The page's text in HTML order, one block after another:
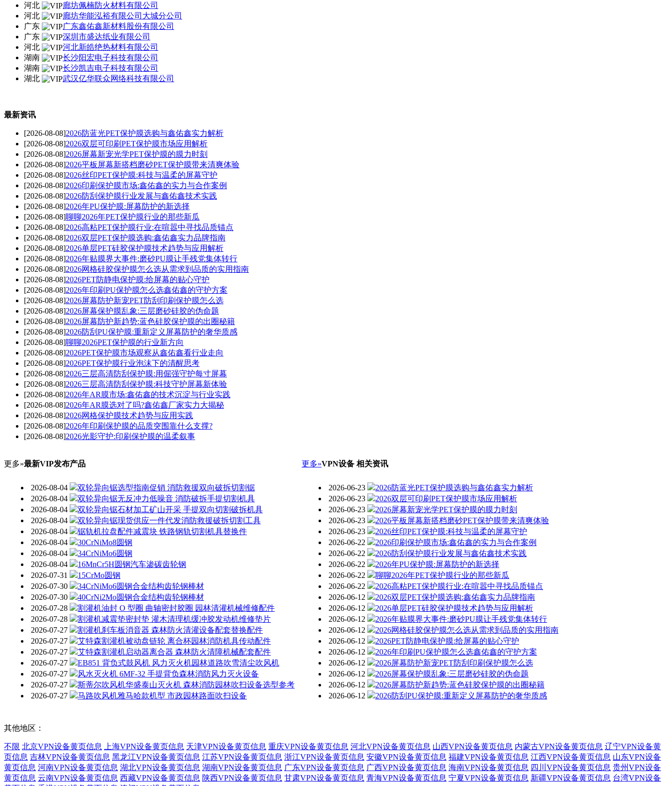
河北
廊坊佩楠防火材料有限公司
河北
廊坊华能泓裕有限公司大城分公司
广东
广东鑫佑鑫新材料股份有限公司
广东
深圳市盛达纸业有限公司
河北
河北新皓绝热材料有限公司
湖南
长沙阳宏电子科技有限公司
湖南
长沙凯吉电子科技有限公司
湖北
武汉亿华联众网络科技有限公司
最新资讯
[2026-08-08]2026防蓝光PET保护膜选购与鑫佑鑫实力解析
[2026-08-08]2026双层可印刷PET保护膜市场应用解析
[2026-08-08]2026屏幕新宠光学PET保护膜的膜力时刻
[2026-08-08]2026平板屏幕新搭档磨砂PET保护膜带来清爽体验
[2026-08-08]2026丝印PET保护膜:科技与温柔的屏幕守护
[2026-08-08]2026印刷保护膜市场:鑫佑鑫的实力与合作案例
[2026-08-08]2026防刮保护膜行业发展与鑫佑鑫技术实践
[2026-08-08]2026年PU保护膜:屏幕防护的新选择
[2026-08-08]聊聊2026年PET保护膜行业的那些新瓜
[2026-08-08]2026高粘PET保护膜行业:在喧嚣中寻找品质锚点
[2026-08-08]2026双层PET保护膜选购:鑫佑鑫实力品牌指南
[2026-08-08]2026单层PET硅胶保护膜技术趋势与应用解析
[2026-08-08]2026年贴膜界大事件:磨砂PU膜让手残党集体转行
[2026-08-08]2026网格硅胶保护膜怎么选从需求到品质的实用指南
[2026-08-08]2026PET防静电保护膜:给屏幕的贴心守护
[2026-08-08]2026年印刷PU保护膜怎么选鑫佑鑫的守护方案
[2026-08-08]2026屏幕防护新宠PET防刮印刷保护膜怎么选
[2026-08-08]2026屏幕保护膜乱象:三层磨砂硅胶的伪命题
[2026-08-08]2026屏幕防护新趋势:蓝色硅胶保护膜的出圈秘籍
[2026-08-08]2026防刮PU保护膜:重新定义屏幕防护的奢华质感
[2026-08-08]聊聊2026PET保护膜的行业新方向
[2026-08-08]2026PET保护膜市场观察从鑫佑鑫看行业走向
[2026-08-08]2026PET保护膜行业泡沫下的清醒思考
[2026-08-08]2026三层高清防刮保护膜:用倔强守护每寸屏幕
[2026-08-08]2026三层高清防刮保护膜:科技守护屏幕新体验
[2026-08-08]2026年AR膜市场:鑫佑鑫的技术沉淀与行业实践
[2026-08-08]2026年AR膜选对了吗?鑫佑鑫厂家实力大揭秘
[2026-08-08]2026网格保护膜技术趋势与应用实践
[2026-08-08]2026年印刷保护膜的品质突围靠什么支撑?
[2026-08-08]2026光影守护:印刷保护膜的温柔叙事
更多»最新VIP发布产品
2026-08-04
双轮异向锯选型指南促销 消防救援双向破拆切割锯
2026-08-04
双轮异向锯无反冲力低噪音 消防破拆手提切割机具
2026-08-04
双轮异向锯石材加工矿山开采 手提双向切割破拆机具
2026-08-04
双轮异向锯现货供应一件代发消防救援破拆切割工具
2026-08-04
锯轨机拉盘配件减震块 铁路钢轨切割机具替换件
2026-08-04
30CrNiMo8圆钢
2026-08-04
34CrNiMo6圆钢
2026-08-04
16MnCr5H圆钢汽车渗碳齿轮钢
2026-07-31
15CrMo圆钢
2026-07-30
34CrNiMo6圆钢合金结构齿轮钢棒材
2026-07-30
40CrNi2Mo圆钢合金结构齿轮钢棒材
2026-07-28
割灌机油封 O 型圈 曲轴密封胶圈 园林清灌机械维修配件
2026-07-28
割灌机减震垫密封垫 灌木清理机缓冲胶发动机维修垫片
2026-07-27
割灌机刹车板消音器 森林防火清灌设备配套替换配件
2026-07-27
艾特森割灌机被动盘链轮 离合杯园林消防机具传动配件
2026-07-27
艾特森割灌机启动器离合器 森林防火清障机械配套配件
2026-07-27
EB851 背负式鼓风机 风力灭火机园林道路吹雪清尘吹风机
2026-07-27
风水灭火机 6MF-32 手提背负森林消防风力灭火设备
2026-07-27
斯蒂尔吹风机华盛泰山灭火机 森林消防园林吹扫设备选型参考
2026-07-27
马路吹风机雅马哈款机型 市政园林路面吹扫设备
更多»VPN设备 相关资讯
2026-06-23
2026防蓝光PET保护膜选购与鑫佑鑫实力解析
2026-06-23
2026双层可印刷PET保护膜市场应用解析
2026-06-23
2026屏幕新宠光学PET保护膜的膜力时刻
2026-06-23
2026平板屏幕新搭档磨砂PET保护膜带来清爽体验
2026-06-23
2026丝印PET保护膜:科技与温柔的屏幕守护
2026-06-22
2026印刷保护膜市场:鑫佑鑫的实力与合作案例
2026-06-22
2026防刮保护膜行业发展与鑫佑鑫技术实践
2026-06-22
2026年PU保护膜:屏幕防护的新选择
2026-06-22
聊聊2026年PET保护膜行业的那些新瓜
2026-06-22
2026高粘PET保护膜行业:在喧嚣中寻找品质锚点
2026-06-12
2026双层PET保护膜选购:鑫佑鑫实力品牌指南
2026-06-12
2026单层PET硅胶保护膜技术趋势与应用解析
2026-06-12
2026年贴膜界大事件:磨砂PU膜让手残党集体转行
2026-06-12
2026网格硅胶保护膜怎么选从需求到品质的实用指南
2026-06-12
2026PET防静电保护膜:给屏幕的贴心守护
2026-06-12
2026年印刷PU保护膜怎么选鑫佑鑫的守护方案
2026-06-12
2026屏幕防护新宠PET防刮印刷保护膜怎么选
2026-06-12
2026屏幕保护膜乱象:三层磨砂硅胶的伪命题
2026-06-12
2026屏幕防护新趋势:蓝色硅胶保护膜的出圈秘籍
2026-06-12
2026防刮PU保护膜:重新定义屏幕防护的奢华质感
其他地区：
不限 北京VPN设备黄页信息 上海VPN设备黄页信息 天津VPN设备黄页信息 重庆VPN设备黄页信息 河北VPN设备黄页信息 山西VPN设备黄页信息 内蒙古VPN设备黄页信息 辽宁VPN设备黄
页信息 吉林VPN设备黄页信息 黑龙江VPN设备黄页信息 江苏VPN设备黄页信息 浙江VPN设备黄页信息 安徽VPN设备黄页信息 福建VPN设备黄页信息 江西VPN设备黄页信息 山东VPN设备
黄页信息 河南VPN设备黄页信息 湖北VPN设备黄页信息 湖南VPN设备黄页信息 广东VPN设备黄页信息 广西VPN设备黄页信息 海南VPN设备黄页信息 四川VPN设备黄页信息 贵州VPN设备
黄页信息 云南VPN设备黄页信息 西藏VPN设备黄页信息 陕西VPN设备黄页信息 甘肃VPN设备黄页信息 青海VPN设备黄页信息 宁夏VPN设备黄页信息 新疆VPN设备黄页信息 台湾VPN设备